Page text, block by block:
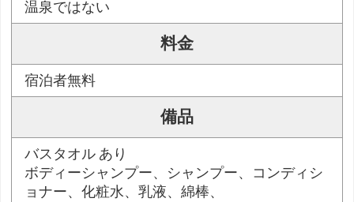
温泉ではない
料金
宿泊者無料
備品
バスタオル あり
ボディーシャンプー、シャンプー、コンディシ
ョナー、化粧水、乳液、綿棒、